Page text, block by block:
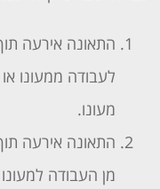
התאונה אירעה
לעבודה ממעונו
מעונו.
התאונה אירעה
מן העבודה